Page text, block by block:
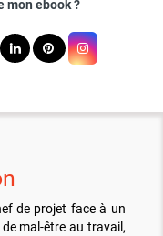
mon ebook ?
de projet face à un
mal-être au travail,